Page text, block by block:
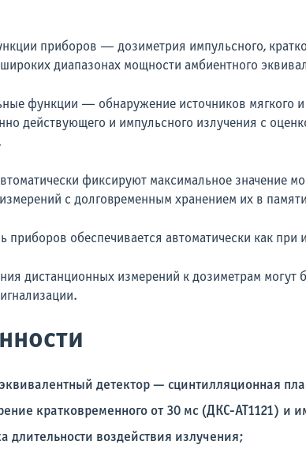
приборов — дозиметрия импульсного,
диапазонах мощности амбиентного
функции — обнаружение источников мягкого и
действующего и импульсного излучения с
фиксируют максимальное значение
измерений с долговременным хранением их в
приборов обеспечивается автоматически как
дистанционных измерений к дозиметрам
детектор — сцинтилляционная
кратковременного от 30 мс (ДКС-АТ1121) и
длительности воздействия излучения;